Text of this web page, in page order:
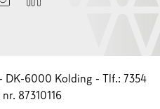
DK-6000 Kolding - Tlf.: 7354
87310116